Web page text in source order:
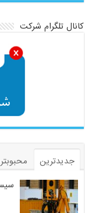
کانال تلگرام شرکت
جدیدترین